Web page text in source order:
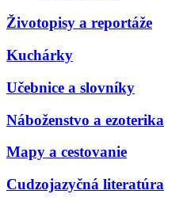
Životopisy a reportáže
Kuchárky
Učebnice a slovníky
Náboženstvo a ezoterika
Mapy a cestovanie
Cudzojazyčná literatúra